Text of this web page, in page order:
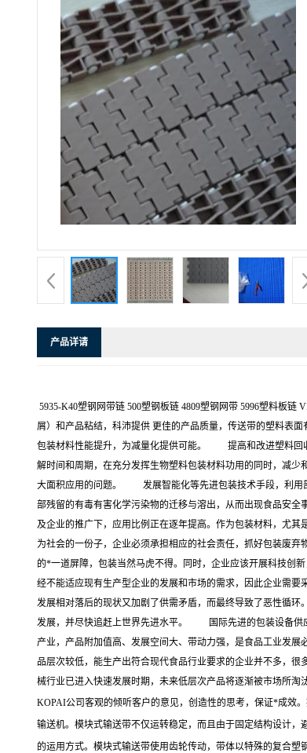
产品详请
5935-K40塑钢网带链 500塑钢板链 4809塑钢网带 5996塑料板
屑）和产品粘结，科沛提供 更佳的产品质量，传送带的塑料表
包装材料性能提升，为减量化提供可能。 提高和改进塑料回
解时间和周期，在充分发挥生物塑料包装材料功用的同时，减
大面积应用的问题。 发展智能化等先进包装技术手段，利用
部残留的有毒有害化学污染物的迁移与溶出，从而出现食品安
及企业的推广下，应用比例正在逐年提高。作为包装材料，尤
为社会的一份子，企业必须承担相应的社会责任，抓好包装废
的*一道屏障，包装当然马虎不得。同时，企业应该开展科技创
经不能适应现有生产型企业的发展和市场的需求，因此企业需
发展相对落后的现状又加剧了供需矛盾，而最终导致了恶性循
发展，并尽快追赶上世界先进水平。 国际先进的包装设备供应
产业，产品附加值高、发展空间大、带动力强，是食品工业发
品层次较低，能生产出符合现代食品行业要求的企业并不多，
械行业已进入快速发展时期，未来低层次产品将逐渐被市场所
KOPAI公司客观的倾听客户的意见，创造性的思考，保证*成效
输送机。模块式输送带不仅运转稳定，而且由于固定结构设计
的运用方式。模块式输送带使用齿轮传动，带体以特殊的复合